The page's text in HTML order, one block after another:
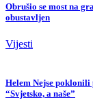
Obrušio se most na
obustavljen
Vijesti
Helem Nejse
“Svjetsko, a naše”